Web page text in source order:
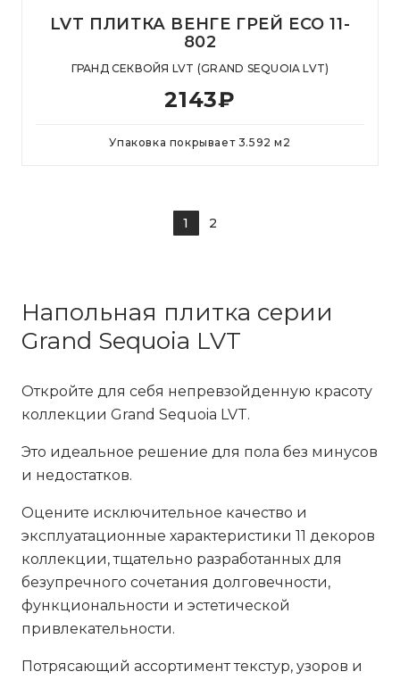
LVT ПЛИТКА ВЕНГЕ ГРЕЙ ECO 11-
802
ГРАНД СЕКВОЙЯ LVT (GRAND SEQUOIA LVT)
2143₽
Упаковка покрывает 3.592 м 2
1 2
Напольная плитка серии
Grand Sequoia LVT
Откройте для себя непревзойденную красоту
коллекции Grand Sequoia LVT.
Это идеальное решение для пола без минусов
и недостатков.
Оцените исключительное качество и
эксплуатационные характеристики 11 декоров
коллекции, тщательно разработанных для
безупречного сочетания долговечности,
функциональности и эстетической
привлекательности.
Потрясающий ассортимент текстур, узоров и